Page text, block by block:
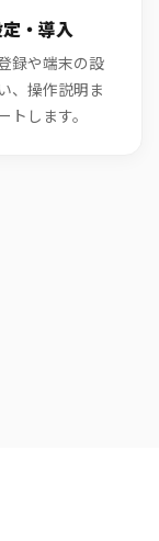
・導入
録や端末の設
、操作説明ま
トします。